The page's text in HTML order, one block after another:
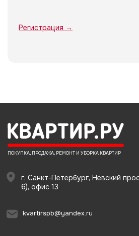
Регистрация →
ПОКУПКА, ПРОДАЖА, РЕМОНТ И УБОРКА КВАРТИР
г. Санкт-Петербург, Невский
6), офис 13
kvartirspb@yandex.ru